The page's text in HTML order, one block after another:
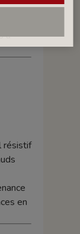
à
résistif
en